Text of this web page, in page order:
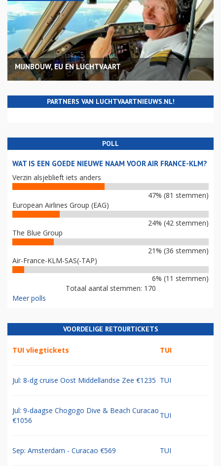
MIJNBOUW, EU EN LUCHTVAART
PARTNERS VAN LUCHTVAARTNIEUWS.NL!
POLL
WAT IS EEN GOEDE NIEUWE NAAM VOOR AIR FRANCE-KLM?
Verzin alsjeblieft iets anders
47% (81 stemmen)
European Airlines Group (EAG)
24% (42 stemmen)
The Blue Group
21% (36 stemmen)
Air-France-KLM-SAS(-TAP)
6% (11 stemmen)
Totaal aantal stemmen: 170
Meer polls
VOORDELIGE RETOURTICKETS
TUI vliegtickets TUI
Jul: 8-dg cruise Oost Middellandse Zee €1235 TUI
Jul: 9-daagse Chogogo Dive & Beach Curacao
€1056
TUI
Sep: Amsterdam - Curacao €569 TUI